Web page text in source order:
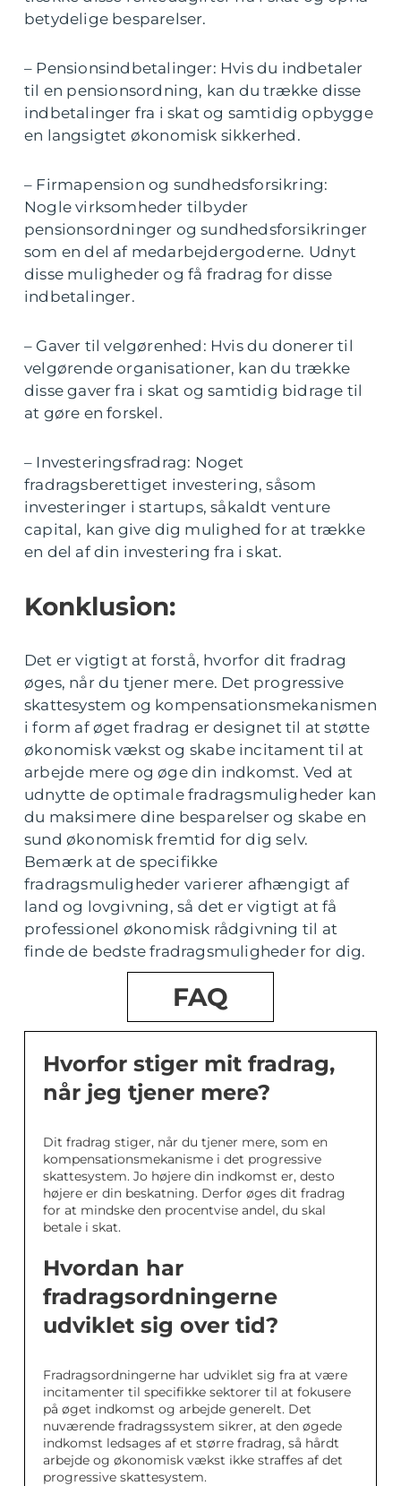
betydelige besparelser.
– Pensionsindbetalinger: Hvis du indbetaler
til en pensionsordning, kan du trække disse
indbetalinger fra i skat og samtidig opbygge
en langsigtet økonomisk sikkerhed.
– Firmapension og sundhedsforsikring:
Nogle virksomheder tilbyder
pensionsordninger og sundhedsforsikringer
som en del af medarbejdergoderne. Udnyt
disse muligheder og få fradrag for disse
indbetalinger.
– Gaver til velgørenhed: Hvis du donerer til
velgørende organisationer, kan du trække
disse gaver fra i skat og samtidig bidrage til
at gøre en forskel.
– Investeringsfradrag: Noget
fradragsberettiget investering, såsom
investeringer i startups, såkaldt venture
capital, kan give dig mulighed for at trække
en del af din investering fra i skat.
Konklusion:
Det er vigtigt at forstå, hvorfor dit fradrag
øges, når du tjener mere. Det progressive
skattesystem og kompensationsmekanismen
i form af øget fradrag er designet til at støtte
økonomisk vækst og skabe incitament til at
arbejde mere og øge din indkomst. Ved at
udnytte de optimale fradragsmuligheder kan
du maksimere dine besparelser og skabe en
sund økonomisk fremtid for dig selv.
Bemærk at de specifikke
fradragsmuligheder varierer afhængigt af
land og lovgivning, så det er vigtigt at få
professionel økonomisk rådgivning til at
finde de bedste fradragsmuligheder for dig.
FAQ
Hvorfor stiger mit fradrag,
når jeg tjener mere?
Dit fradrag stiger, når du tjener mere, som en
kompensationsmekanisme i det progressive
skattesystem. Jo højere din indkomst er, desto
højere er din beskatning. Derfor øges dit fradrag
for at mindske den procentvise andel, du skal
betale i skat.
Hvordan har
fradragsordningerne
udviklet sig over tid?
Fradragsordningerne har udviklet sig fra at være
incitamenter til specifikke sektorer til at fokusere
på øget indkomst og arbejde generelt. Det
nuværende fradragssystem sikrer, at den øgede
indkomst ledsages af et større fradrag, så hårdt
arbejde og økonomisk vækst ikke straffes af det
progressive skattesystem.